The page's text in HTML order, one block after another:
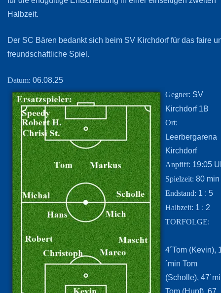
Halbzeit.
Der SC Bären bedankt sich beim SV Kirchdorf für das faire
freundschaftliche Spiel.
Datum: 06.08.25
Gegner: SV
Kirchdorf 1B
Ort:
Leerbergarena
Kirchdorf
Anpfiff: 19:05
Spielzeit: 80 min
Endstand: 1 : 5
Halbzeit: 1 : 2
TORFOLGE:
4´Tom (Kevin),
´min Tom
(Scholle),
Tom (Hupf), 67